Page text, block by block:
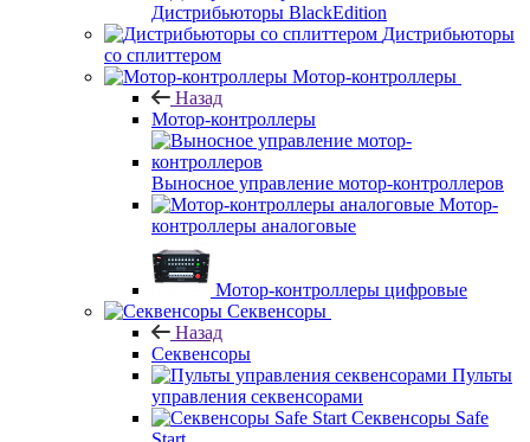
Дистрибьюторы BlackEdition
Дистрибьюторы
со сплиттером
Мотор-контроллеры
Назад
Мотор-контроллеры
Выносное управление мотор-контроллеров
Мотор-
контроллеры аналоговые
Мотор-контроллеры цифровые
Секвенсоры
Назад
Секвенсоры
Пульты
управления секвенсорами
Секвенсоры Safe